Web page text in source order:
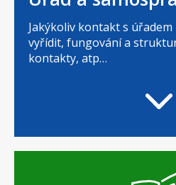
Jakýkoliv kontakt s
vyřídit, fungování a
kontakty, atp…